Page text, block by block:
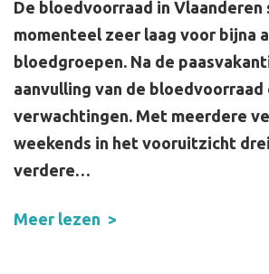
De bloedvoorraad in Vlaanderen
momenteel zeer laag voor bijna
bloedgroepen. Na de
aanvulling van de bloedvoorraad
verwachtingen. Met meerdere
weekends in het vooruitzicht
verdere…
Meer lezen